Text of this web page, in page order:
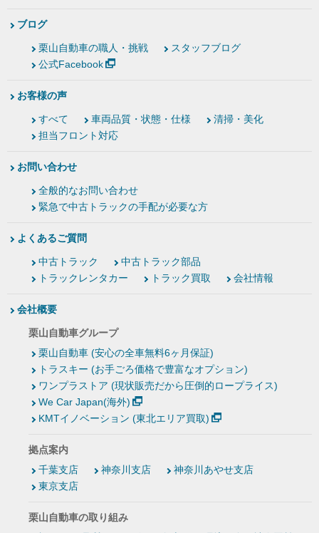
ブログ
栗山自動車の職人・挑戦
スタッフブログ
公式Facebook
お客様の声
すべて 車両品質・状態・仕様
清掃・美化
担当フロント対応
お問い合わせ
全般的なお問い合わせ
緊急で中古トラックの手配が必要な方
よくあるご質問
中古トラック
中古トラック部品
トラックレンタカー
トラック買取 会社情報
会社概要
栗山自動車グループ
栗山自動車 (安心の全車無料6ヶ月保証)
トラスキー (お手ごろ価格で豊富なオプション)
ワンプラストア (現状販売だから圧倒的ロープライス)
We Car Japan(海外)
KMTイノベーション (東北エリア買取)
拠点案内
千葉支店
神奈川支店
神奈川あやせ支店
東京支店
栗山自動車の取り組み